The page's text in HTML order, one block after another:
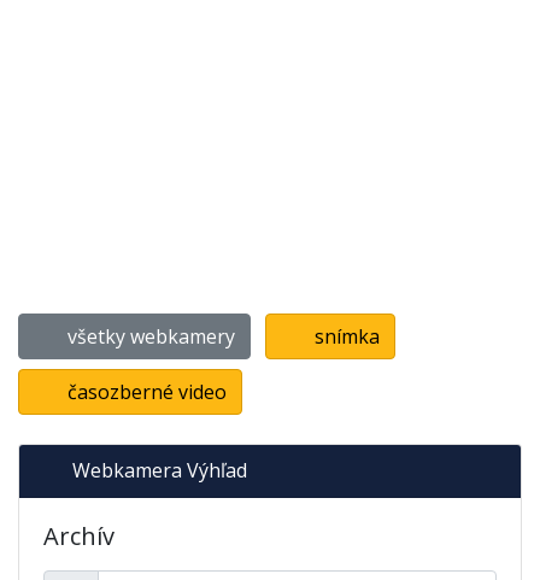
všetky webkamery snímka
časozberné video
Webkamera Výhľad
Archív